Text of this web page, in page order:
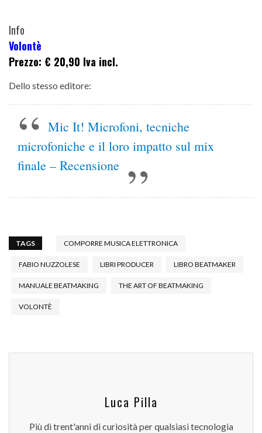
Info
Volontè
Prezzo: € 20,90 Iva incl.
Dello stesso editore:
Mic It! Microfoni, tecniche
microfoniche e il loro impatto sul mix
finale – Recensione
TAGS COMPORRE MUSICA ELETTRONICA
FABIO NUZZOLESE LIBRI PRODUCER LIBRO BEATMAKER
MANUALE BEATMAKING THE ART OF BEATMAKING
VOLONTÈ
Luca Pilla
Più di trent'anni di curiosità per qualsiasi tecnologia